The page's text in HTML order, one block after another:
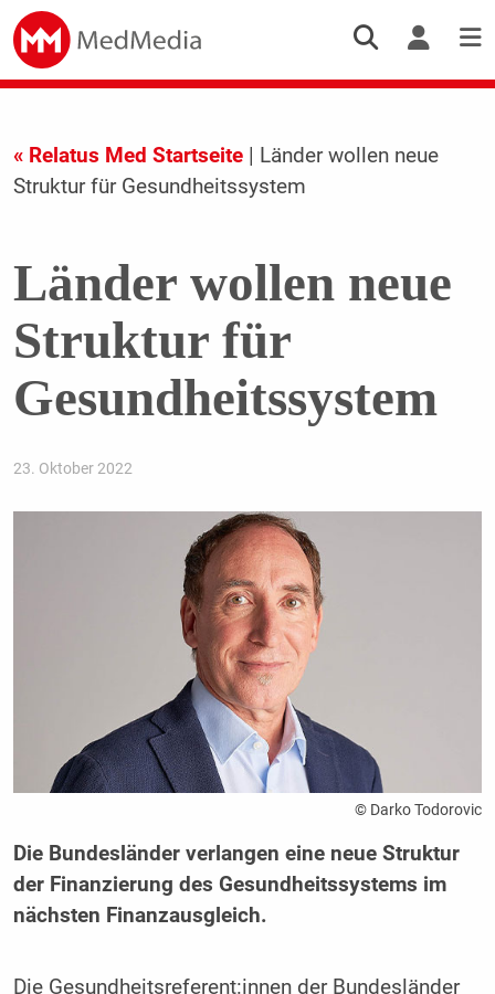
« Relatus Med Startseite| Länder wollen neue
Struktur für Gesundheitssystem
Länder wollen neue
Struktur für
Gesundheitssystem
23. Oktober 2022
© Darko Todorovic
Die Bundesländer verlangen eine neue Struktur
der Finanzierung des Gesundheitssystems im
nächsten Finanzausgleich.
Die Gesundheitsreferent:innen der Bundesländer